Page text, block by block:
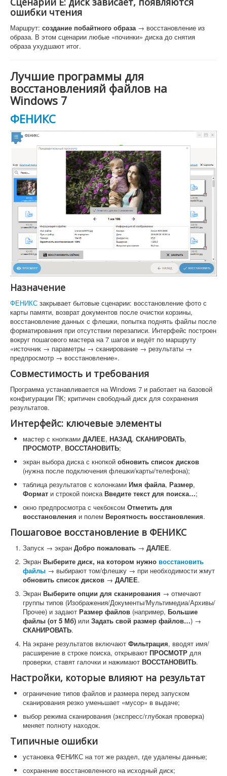
ошибки чтения
Маршрут: создание побайтного образа→ восстановление из
образа. В этом сценарии любые «починки» диска до снятия
образа ухудшают итог.
Лучшие программы для
восстановленияй файлов на
Windows 7
ФЕНИКС
Назначение
ФЕНИКС закрывает бытовые сценарии: восстановление фото с
карты памяти, возврат документов после очистки корзины,
восстановление данных с флешки, попытка поднять файлы после
форматирования при отсутствии перезаписи. Интерфейс построен
вокруг пошагового мастера на 7 шагов и ведёт по маршруту
«источник → параметры → сканирование → результаты →
предпросмотр → восстановление».
Совместимость и требования
Программа устанавливается на Windows 7 и работает на базовой
конфигурации ПК; критичен свободный диск для сохранения
результатов.
Интерфейс: ключевые элементы
мастер с кнопками ДАЛЕЕ, НАЗАД, СКАНИРОВАТЬ,
ПРОСМОТР, ВОССТАНОВИТЬ;
экран выбора диска с кнопкой обновить список дисков
(нужна после подключения флешки/карты/телефона);
таблица результатов с колонками Имя файла, Размер,
Формат и строкой поиска Введите текст для поиска…;
окно предпросмотра с чекбоксом Отметить для
восстановления и полем Вероятность восстановления.
Пошаговое восстановление в ФЕНИКС
Запуск → экран Добро пожаловать → ДАЛЕЕ.
Экран Выберите диск, на котором нужно восстановить
файлы → выбирают том/флешку → при необходимости жмут
обновить список дисков → ДАЛЕЕ.
Экран Выберите опции для сканирования → отмечают
группы типов (Изображения/Документы/Мультимедиа/Архивы/
Прочее) и задают Размер файлов (например, Большие
файлы (от 5 Мб) или Задать свой размер файлов…) →
СКАНИРОВАТЬ.
На экране результатов включают Фильтрация, вводят имя/
расширение в строке поиска, открывают ПРОСМОТР для
проверки, ставят галочки и нажимают ВОССТАНОВИТЬ.
Настройки, которые влияют на результат
ограничение типов файлов и размера перед запуском
сканирования резко уменьшает «мусор» в выдаче;
выбор режима сканирования (экспресс/глубокая проверка)
меняет полноту находок.
Типичные ошибки
установка ФЕНИКС на тот же раздел, где удалены данные;
сохранение восстановленного на исходный диск;